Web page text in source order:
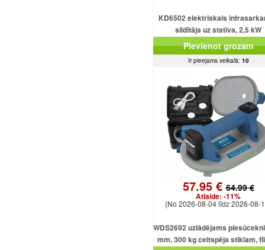
KD6502 elektriskais
sildītājs uz statīva, 2,5 kW
Pievienot grozam
Ir pieejams veikalā: 10
57.95 €64.99 €
Atlaide: -11%
(No 2026-08-04 līdz 2026-08-
WDS2692 uzlādējams
mm, 300 kg celtspēja stiklam,